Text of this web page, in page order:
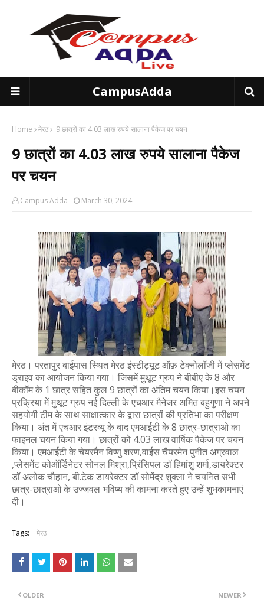
CampusAdda
Home मेरठ 9 छात्रों का 4.03 लाख रुपये सालाना पैकेज पर चयन
9 छात्रों का 4.03 लाख रुपये सालाना पैकेज
पर चयन
Campus Adda March 30, 2024
मेरठ। परतापुर बाईपास स्थित मेरठ इंस्टीट्यूट ऑफ़ टेक्नोलॉजी में प्लेसमेंट
ड्राइव का आयोजन किया गया। जिसमें मुथूट ग्रुप ने बीबीए के 8 और
बीकॉम के 1 छात्र सहित कुल 9 छात्रों का अंतिम चयन किया।इस चयन
प्रक्रिया में मुथूट ग्रुप नई दिल्ली के एचआर मैनेजर अमित बहुगुणा ने अपने
सहयोगी टीम के साथ साक्षात्कार के द्वारा छात्रों की प्रतिभा का परीक्षण
किया। अंत में एचआर इंटरव्यू के बाद एमआईटी के 8 छात्र-छात्राओ का
फाइनल चयन किया गया। छात्रों को 4.03 लाख वार्षिक पैकेज पर चयन
किया। एमआईटी के चेयरमैन विष्णु शरण,वाईस चैयरमेन पुनीत अग्रवाल
,प्लेसमेंट कोऑर्डिनेटर सोनल मिश्रा,प्रिंसिपल डॉ हिमांशु शर्मा,डायरेक्टर
डॉ अलोक चौहान, बी.टेक डायरेक्टर डॉ सोमेंद्र शुक्ला ने चयनित सभी
छात्र-छात्राओ के उज्जवल भविष्य की कामना करते हुए उन्हें शुभकामनाएं
दी।
Tags: मेरठ
NEWER
OLDER